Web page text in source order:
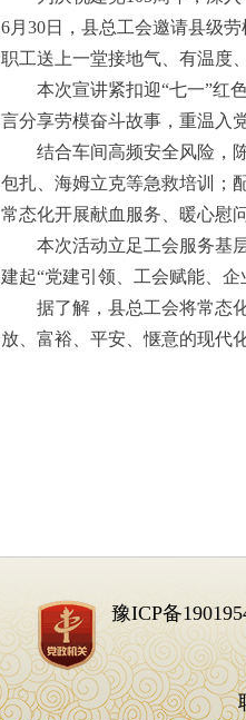
6月30日，县总工会邀请县级
职工送上一堂接地气、有温度
本次宣讲紧扣迎“七一”红
言分享劳模奋斗故事，重温入
结合车间高频安全风险，
包扎、海姆立克等急救培训；
常态化开展献血服务、暖心慰
本次活动立足工会服务基
建起“党建引领、工会赋能、
据了解，县总工会将常态
放、富裕、平安、惬意的现代
豫ICP备